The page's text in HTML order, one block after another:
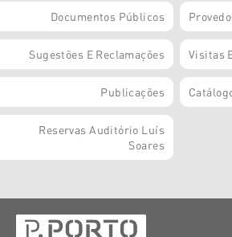
Documentos Públicos
Sugestões E Reclamações Visitas
Publicações
Reservas Auditório Luís
Soares